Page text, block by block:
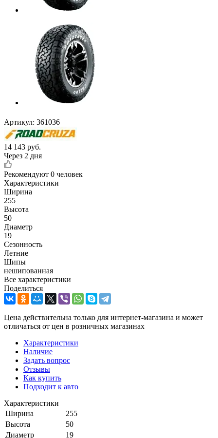
Артикул: 361036
14 143 руб.
Через 2 дня
Рекомендуют 0 человек
Характеристики
Ширина
255
Высота
50
Диаметр
19
Сезонность
Летние
Шипы
нешипованная
Все характеристики
Поделиться
Цена действительна только для интернет-магазина и может
отличаться от цен в розничных магазинах
Характеристики
Наличие
Задать вопрос
Отзывы
Как купить
Подходит к авто
Характеристики
Ширина
255
Высота
50
Диаметр
19